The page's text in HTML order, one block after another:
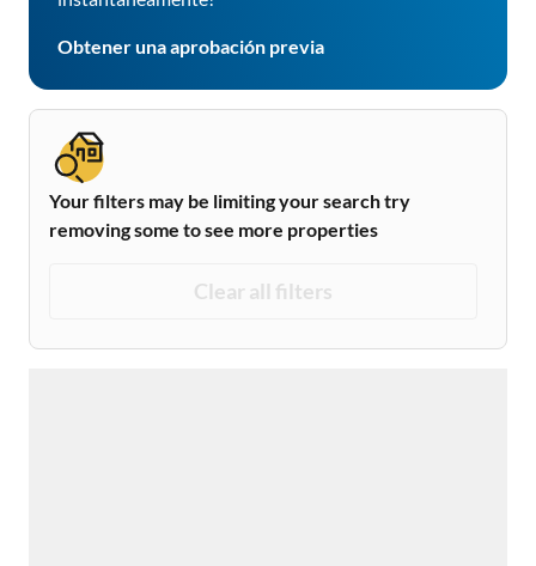
Obtener una aprobación previa
Your filters may be limiting your search try
removing some to see more properties
Clear all filters